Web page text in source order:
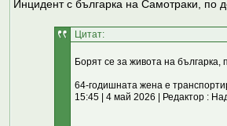
Инцидент с българка на Самотраки, по
Цитат:
Борят се за живота на българка,
64-годишната жена е
15:45 | 4 май 2026 | Редактор :